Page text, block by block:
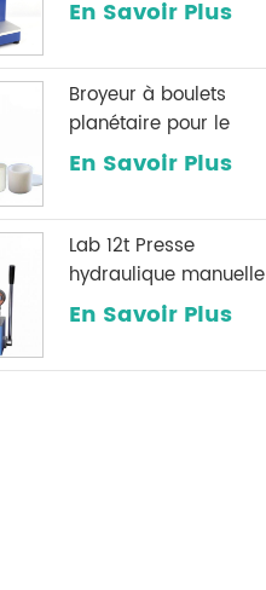
purification
En Savoir Plus
Broyeur à boulets
planétaire pour le
broyage de poudre
En Savoir Plus
Lab 12t Presse
hydraulique manuelle
avec une jauge de
optionnelle
En Savoir Plus